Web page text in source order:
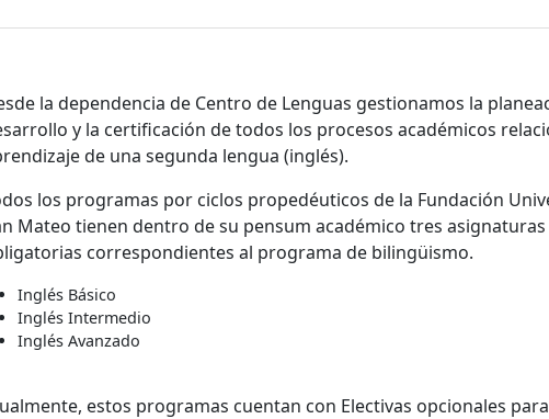
la dependencia de Centro de Lenguas gestionamos la
y la certificación de todos los procesos académicos
de una segunda lengua (inglés).
los programas por ciclos propedéuticos de la Fundación
Mateo tienen dentro de su pensum académico tres asignaturas
correspondientes al programa de bilingüismo.
Inglés Básico
Inglés Intermedio
Inglés Avanzado
estos programas cuentan con Electivas opcionales para